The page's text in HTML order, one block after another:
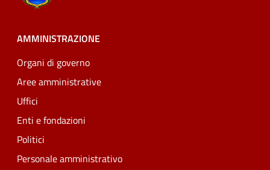
AMMINISTRAZIONE
Organi di governo
Aree amministrative
Uffici
Enti e fondazioni
Politici
Personale amministrativo